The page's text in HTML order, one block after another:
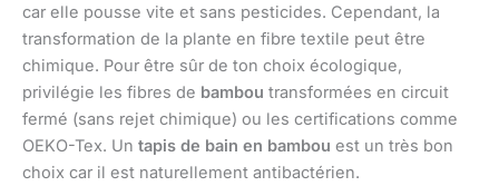
car elle pousse vite et sans pesticides. Cependant, la
transformation de la plante en fibre textile peut être
chimique. Pour être sûr de ton choix écologique,
privilégie les fibres de bambou transformées en circuit
fermé (sans rejet chimique) ou les certifications comme
OEKO-Tex. Un tapis de bain en bambou est un très bon
choix car il est naturellement antibactérien.